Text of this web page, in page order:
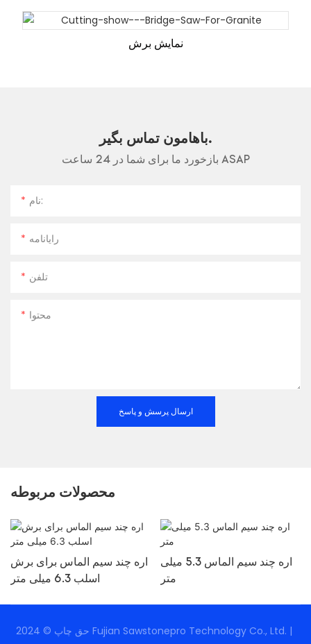
نمایش برش
باهامون تماس بگير.
بازخورد ما برای شما در 24 ساعت ASAP
نام:
رایانامه
تلفن
محتوا
ارسال پرسش و پاسخ
محصولات مربوطه
اره چند سیم الماس برای برش
اسلب 6.3 میلی متر
اره چند سیم الماس 5.3 میلی
متر
حق چاپ © 2024 Fujian Sawstonepro Technology Co., Ltd. |